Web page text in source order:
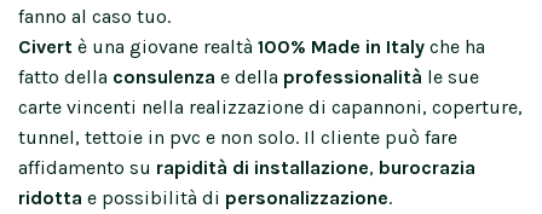
fanno al caso tuo.
Civert è una giovane realtà 100% Made in Italy che ha
fatto della consulenza e della professionalità le sue
carte vincenti nella realizzazione di capannoni, coperture,
tunnel, tettoie in pvc e non solo. Il cliente può fare
affidamento su rapidità di installazione, burocrazia
ridotta e possibilità di personalizzazione.